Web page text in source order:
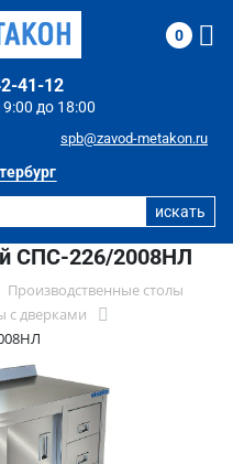
до 18:00
41-12
spb@zavod-metakon.ru
0
СПС-226/2008НЛ
Производственные столы
с дверками